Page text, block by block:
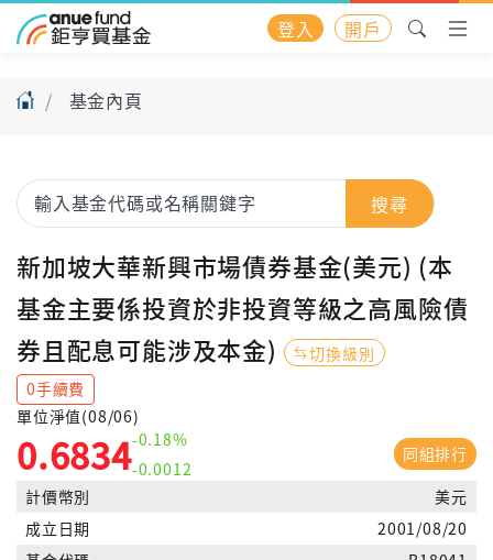
登入 開戶
基金內頁
搜尋
新加坡大華新興市場債券基金(美元) (本
基金主要係投資於非投資等級之高風險債
券且配息可能涉及本金)
切換級別
0手續費
單位淨值(08/06)
0.6834-0.18%
-0.0012
同組排行
計價幣別
美元
成立日期
2001/08/20